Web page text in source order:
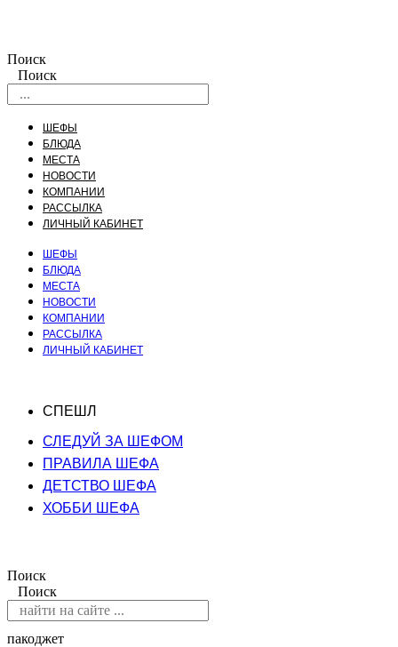
Поиск
Поиск
ШЕФЫ
БЛЮДА
МЕСТА
НОВОСТИ
КОМПАНИИ
РАССЫЛКА
ЛИЧНЫЙ КАБИНЕТ
ШЕФЫ
БЛЮДА
МЕСТА
НОВОСТИ
КОМПАНИИ
РАССЫЛКА
ЛИЧНЫЙ КАБИНЕТ
СПЕШЛ
СЛЕДУЙ ЗА ШЕФОМ
ПРАВИЛА ШЕФА
ДЕТСТВО ШЕФА
ХОББИ ШЕФА
Поиск
Поиск
пакоджет